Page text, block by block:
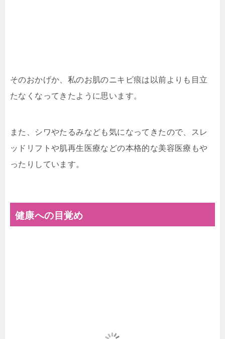
そのおかげか、私のお肌のニキビ痕は以前よりも目立
たなくなってきたように思います。
また、シワやたるみなども気になってきたので、スレ
ッドリフトや肌再生医療などの本格的な美容医療もや
ったりしています。
健康への目覚め